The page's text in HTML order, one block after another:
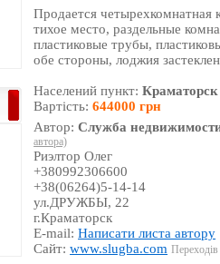
Продается четырехкомнатная
тихое место, раздельные
пластиковые трубы,
обе стороны, лоджия
Населений пункт:Краматорск
Вартість:644000 грн
Автор:Служба
автора)
Риэлтор Олег
+380992306600
+38(06264)5-14-14
ул.ДРУЖБЫ, 22
г.Краматорск
E-mail:Написати листа автору
Сайт:www.slugba.com